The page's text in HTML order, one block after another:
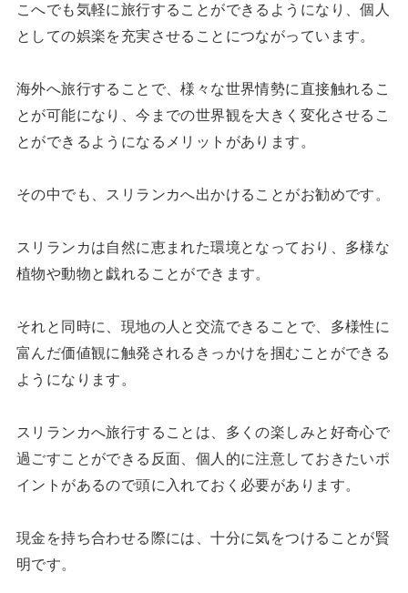
こへでも気軽に旅行することができるようになり、個人
としての娯楽を充実させることにつながっています。
海外へ旅行することで、様々な世界情勢に直接触れるこ
とが可能になり、今までの世界観を大きく変化させるこ
とができるようになるメリットがあります。
その中でも、スリランカへ出かけることがお勧めです。
スリランカは自然に恵まれた環境となっており、多様な
植物や動物と戯れることができます。
それと同時に、現地の人と交流できることで、多様性に
富んだ価値観に触発されるきっかけを掴むことができる
ようになります。
スリランカへ旅行することは、多くの楽しみと好奇心で
過ごすことができる反面、個人的に注意しておきたいポ
イントがあるので頭に入れておく必要があります。
現金を持ち合わせる際には、十分に気をつけることが賢
明です。